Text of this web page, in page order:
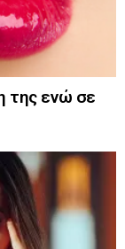
της ενώ σε